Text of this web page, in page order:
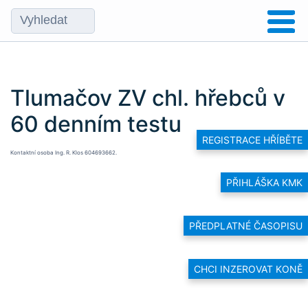
REGISTRACE HŘÍBĚTE
PŘIHLÁŠKA KMK
PŘEDPLATNÉ ČASOPISU
CHCI INZEROVAT KONĚ
Tlumačov ZV chl. hřebců v
60 denním testu
Kontaktní osoba Ing. R. Klos 604693662.